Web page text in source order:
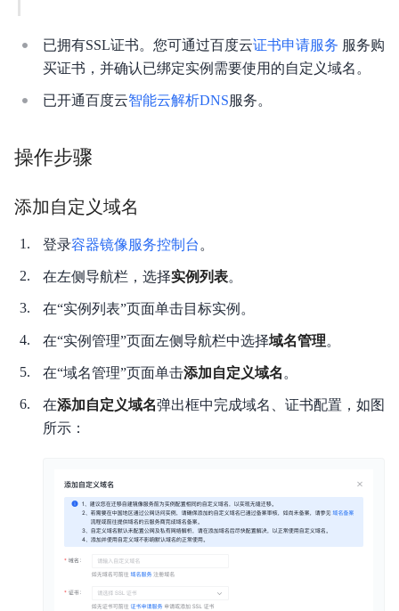
典型实践
已拥有SSL证书。您可通过百度云证书申请服务 服务购
买证书，并确认已绑定实例需要使用的自定义域名。
已开通百度云智能云解析DNS服务。
操作步骤
添加自定义域名
登录容器镜像服务控制台 。
在左侧导航栏，选择实例列表。
在“实例列表”页面单击目标实例。
在“实例管理”页面左侧导航栏中选择域名管理。
在“域名管理”页面单击添加自定义域名 。
在添加自定义域名弹出框中完成域名、证书配置，如图
所示：